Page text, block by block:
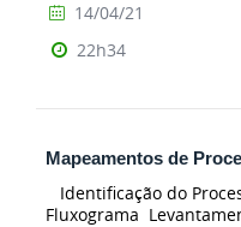
14/04/21
22h34
Mapeamentos de
Identificação do
Fluxograma